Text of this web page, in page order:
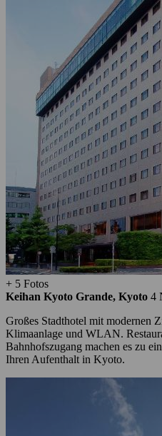
+ 5 Fotos
Keihan Kyoto Grande, Kyoto 4
Großes Stadthotel mit modernen
Klimaanlage und WLAN.
Bahnhofszugang machen es zu
Ihren Aufenthalt in Kyoto.